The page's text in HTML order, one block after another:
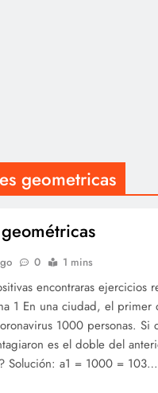
geometricas
0 1 mins
encontraras ejercicios
1 En una ciudad, el primer
1000 personas. Si
es el doble del
Solución: a1 = 1000 = 103…